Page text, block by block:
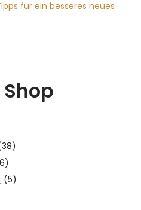
für ein besseres neues
(5)